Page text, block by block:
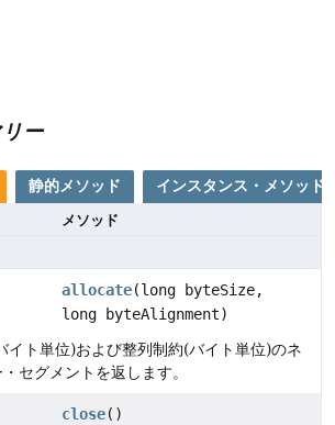
ー
静的メソッド インスタンス・メソッド
メソッド
allocate(long byteSize,
long byteAlignment)
イト単位)および整列制約(バイト単位)のネ
セグメントを返します。
close()